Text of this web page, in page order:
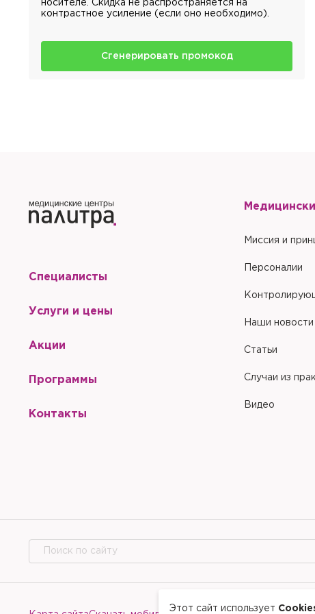
носителе. Скидка не распространяется на
контрастное усиление (если оно необходимо).
Сгенерировать промокод
Этот сайт использует
Специалисты
Услуги и цены
Акции
Программы
Контакты
Миссия и
Персоналии
Наши новости
Статьи
Случаи из
Видео